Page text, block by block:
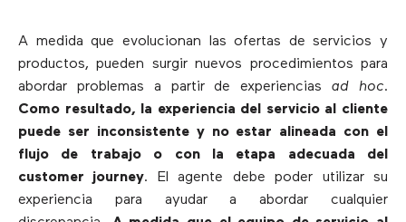
A medida que evolucionan las ofertas de servicios y
productos, pueden surgir nuevos procedimientos para
abordar problemas a partir de experienciasad hoc.
Como resultado, la experiencia del servicio al cliente
puede ser inconsistente y no estar alineada con el
flujo de trabajo o con la etapa adecuada del
customer journey. El agente debe poder utilizar su
experiencia para ayudar a abordar cualquier